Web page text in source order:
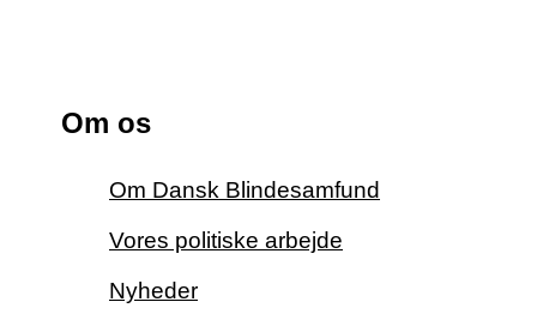
Om os
Om Dansk Blindesamfund
Vores politiske arbejde
Nyheder